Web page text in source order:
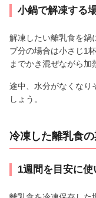
小鍋で解凍する
解凍したい離乳食を鍋
ブ分の場合は小さじ1
までかき混ぜながら加
途中、水分がなくなり
しょう。
冷凍した離乳食
1週間を目安に使